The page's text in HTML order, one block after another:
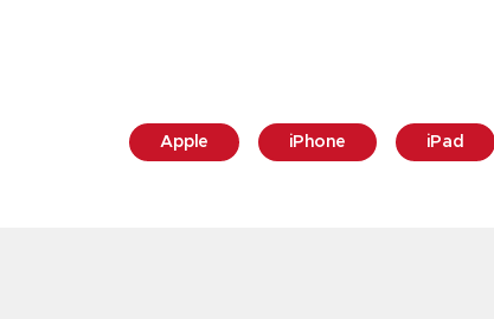
Apple iPhone iPad